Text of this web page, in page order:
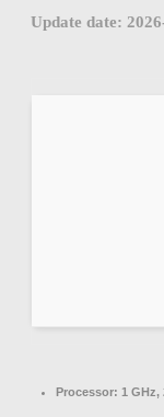
Update date:
Processor: 1 GHz,